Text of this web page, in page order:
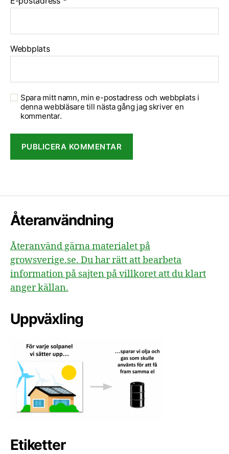
Webbplats
Spara mitt namn, min e-postadress och webbplats i
denna webbläsare till nästa gång jag skriver en
kommentar.
Återanvändning
Återanvänd gärna materialet på
growsverige.se. Du har rätt att bearbeta
information på sajten på villkoret att du klart
anger källan.
Uppväxling
Etiketter